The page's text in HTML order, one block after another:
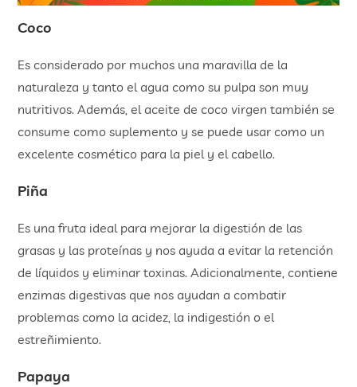
Coco
Es considerado por muchos una maravilla de la
naturaleza y tanto el agua como su pulpa son muy
nutritivos. Además, el aceite de coco virgen también se
consume como suplemento y se puede usar como un
excelente cosmético para la piel y el cabello.
Piña
Es una fruta ideal para mejorar la digestión de las
grasas y las proteínas y nos ayuda a evitar la retención
de líquidos y eliminar toxinas. Adicionalmente, contiene
enzimas digestivas que nos ayudan a combatir
problemas como la acidez, la indigestión o el
estreñimiento.
Papaya